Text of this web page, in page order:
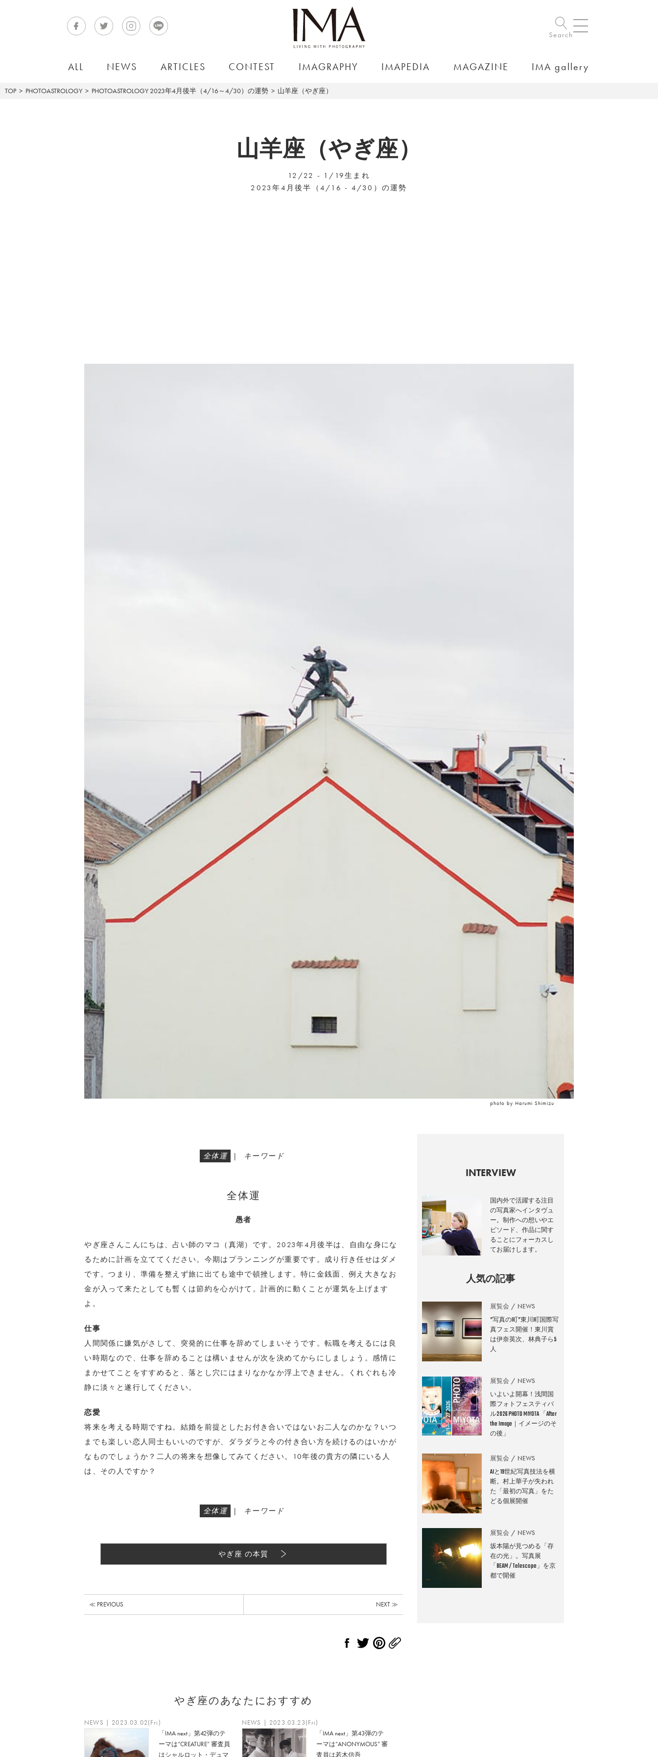
Search
ALL NEWS ARTICLES CONTEST IMAGRAPHY IMAPEDIA MAGAZINE IMA gallery
TOP PHOTOASTROLOGY PHOTOASTROLOGY 2023年4月後半（4/16～4/30）の運勢 山羊座（やぎ座）
山羊座（やぎ座）
12/22 - 1/19生まれ
2023年4月後半（4/16 - 4/30）の運勢
photo by Harumi Shimizu
全体運 | キーワード
全体運
愚者
やぎ座さんこんにちは、占い師のマコ（真湖）です。2023年4月後半は、自由な身にな
るために計画を立ててください。今期はプランニングが重要です。成り行き任せはダメ
です。つまり、準備を整えず旅に出ても途中で頓挫します。特に金銭面、例え大きなお
金が入って来たとしても暫くは節約を心がけて。計画的に動くことが運気を上げます
よ。
仕事
人間関係に嫌気がさして、突発的に仕事を辞めてしまいそうです。転職を考えるには良
い時期なので、仕事を辞めることは構いませんが次を決めてからにしましょう。感情に
まかせてことをすすめると、落とし穴にはまりなかなか浮上できません。くれぐれも冷
静に淡々と遂行してください。
恋愛
将来を考える時期ですね。結婚を前提としたお付き合いではないお二人なのかな？いつ
までも楽しい恋人同士もいいのですが、ダラダラと今の付き合い方を続けるのはいかが
なものでしょうか？二人の将来を想像してみてください。10年後の貴方の隣にいる人
は、その人ですか？
全体運 | キーワード
やぎ座 の本質
≪ PREVIOUS NEXT ≫
やぎ座のあなたにおすすめ
NEWS | 2023.03.02(Fri)
「IMA next」第42弾のテ
ーマは“CREATURE” 審査員
はシャルロット・デュマ
NEWS | 2023.03.23(Fri)
「IMA next」第43弾のテ
ーマは“ANONYMOUS” 審
査員は若木信吾
INTERVIEW
国内外で活躍する注目
の写真家へインタヴュ
ー。制作への想いやエ
ピソード、作品に関す
ることにフォーカスし
てお届けします。
人気の記事
展覧会 NEWS
”写真の町”東川町国際写
真フェス開催！東川賞
は伊奈英次、林典子ら5
人
展覧会 NEWS
いよいよ開幕！浅間国
際フォトフェスティバ
ル2026 PHOTO MIYOTA 「After
the Image｜イメージのそ
の後」
展覧会 NEWS
AIと19世紀写真技法を横
断。村上華子が失われ
た「最初の写真」をた
どる個展開催
展覧会 NEWS
坂本陽が見つめる「存
在の光」。写真展
「BEAM / Telescope」を京
都で開催